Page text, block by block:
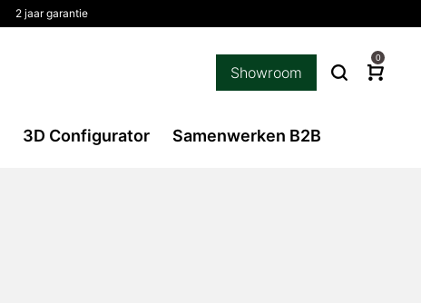
2 jaar garantie
Showroom
0
3D Configurator Samenwerken B2B